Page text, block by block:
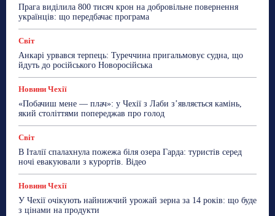
Прага виділила 800 тисяч крон на добровільне повернення
українців: що передбачає програма
Світ
Анкарі урвався терпець: Туреччина пригальмовує судна, що
йдуть до російського Новоросійська
Новини Чехії
«Побачиш мене — плач»: у Чехії з Лаби з’являється камінь,
який століттями попереджав про голод
Світ
В Італії спалахнула пожежа біля озера Гарда: туристів серед
ночі евакуювали з курортів. Відео
Новини Чехії
У Чехії очікують найнижчий урожай зерна за 14 років: що буде
з цінами на продукти